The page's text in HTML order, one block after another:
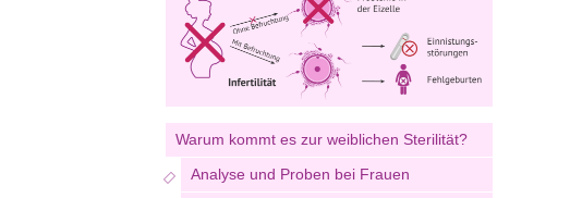
Warum kommt es zur weiblichen Sterilität?
Analyse und Proben bei Frauen